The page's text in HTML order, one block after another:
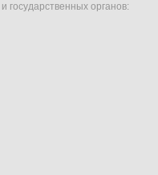
государственных органов: